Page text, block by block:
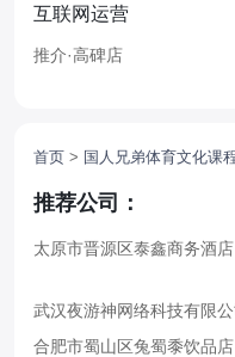
互联网运营
推介·高碑店
首页 > 国人兄弟体育文化课
推荐公司：
太原市晋源区泰鑫商务酒店
武汉夜游神网络科技有限公
合肥市蜀山区兔蜀黍饮品店